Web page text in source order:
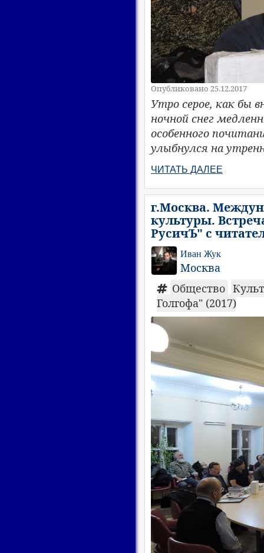
Опубликовано 25.12.2017
Утро серое, как бы
ночной снег
особенного
улыбнулся на
ЧИТАТЬ ДАЛЕЕ
г.Москва.
культуры.
РусичЪ" с
Иван Жук
Москва
Общество
Голгофа" (2017)